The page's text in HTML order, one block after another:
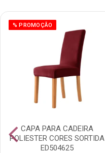
% PROMOÇÃO
CAPA PARA CADEIRA
POLIESTER CORES SORTIDA
ED504625